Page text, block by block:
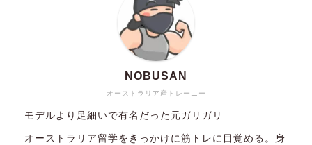
オーストラリア産トレーニー
NOBUSAN
モデルより足細いで有名だった元ガリガリ
オーストラリア留学をきっかけに筋トレに目覚める。身